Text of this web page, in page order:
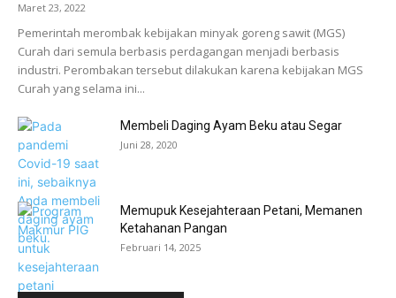
Maret 23, 2022
Pemerintah merombak kebijakan minyak goreng sawit (MGS)
Curah dari semula berbasis perdagangan menjadi berbasis
industri. Perombakan tersebut dilakukan karena kebijakan MGS
Curah yang selama ini...
Membeli Daging Ayam Beku atau Segar
Juni 28, 2020
Memupuk Kesejahteraan Petani, Memanen
Ketahanan Pangan
Februari 14, 2025